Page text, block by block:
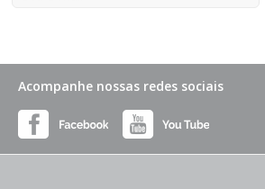
Acompanhe nossas redes sociais